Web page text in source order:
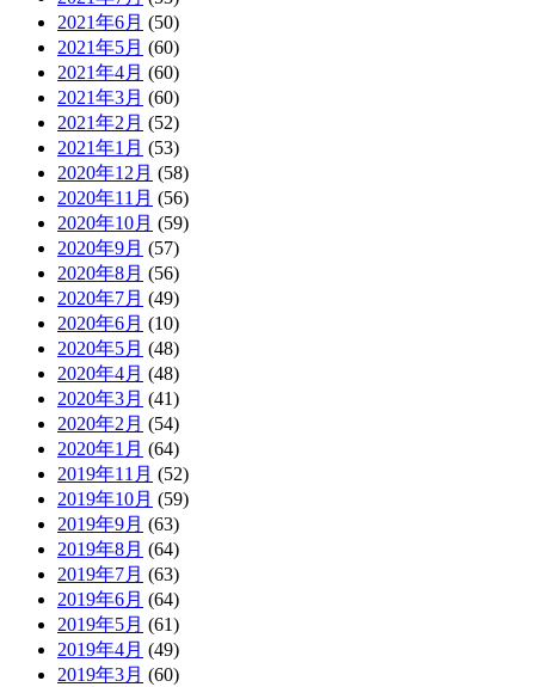
2021年6月 (50)
2021年5月 (60)
2021年4月 (60)
2021年3月 (60)
2021年2月 (52)
2021年1月 (53)
2020年12月 (58)
2020年11月 (56)
2020年10月 (59)
2020年9月 (57)
2020年8月 (56)
2020年7月 (49)
2020年6月 (10)
2020年5月 (48)
2020年4月 (48)
2020年3月 (41)
2020年2月 (54)
2020年1月 (64)
2019年11月 (52)
2019年10月 (59)
2019年9月 (63)
2019年8月 (64)
2019年7月 (63)
2019年6月 (64)
2019年5月 (61)
2019年4月 (49)
2019年3月 (60)